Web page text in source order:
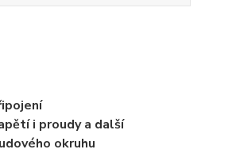
i proudy a další
okruhu